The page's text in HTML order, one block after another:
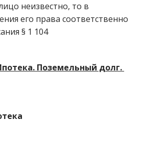
неизвестно, то в
его права соответственно
§ 1 104
Поземельный долг.